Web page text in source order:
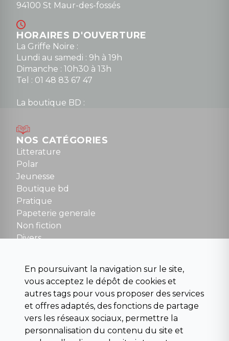
94100 St Maur-des-fossés
HORAIRES D'OUVERTURE
La Griffe Noire :
Lundi au samedi : 9h à 19h
Dimanche : 10h30 à 13h
Tel : 01 48 83 67 47
La boutique BD :
Mardi au samedi : 10h à 13h / 14h à 19h
Dimanche : 10h30 à 12h30
Tel : 01 48 89 13 88
Fermé le dimanche en Juillet et Août
NOUS CONTACTER
contact@la-griffe-noire.com
NOS CATÉGORIES
Litterature
Polar
Jeunesse
Boutique bd
Pratique
Papeterie generale
Non fiction
Divers
Para scolaire
Histoire
Pochoteque
Pleiade
En poursuivant la navigation sur le site,
vous acceptez le dépôt de cookies et
autres tags pour vous proposer des services
et offres adaptés, des fonctions de partage
vers les réseaux sociaux, permettre la
personnalisation du contenu du site et